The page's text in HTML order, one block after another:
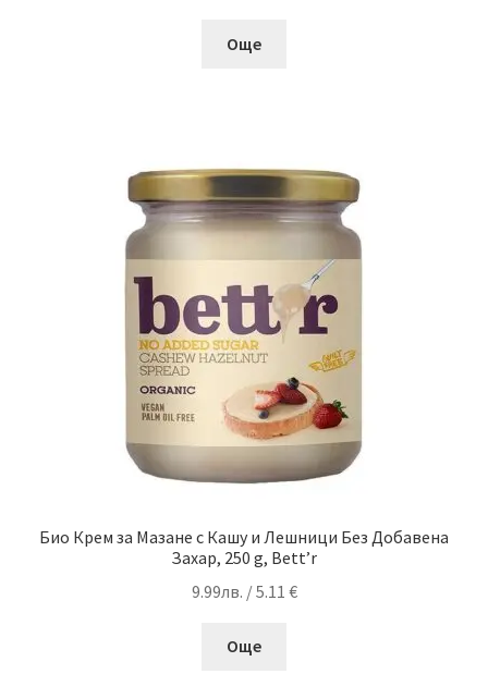
Още
Био Крем за Мазане с Кашу и Лешници Без Добавена
Захар, 250 g, Bett’r
9.99лв. / 5.11 €
Още